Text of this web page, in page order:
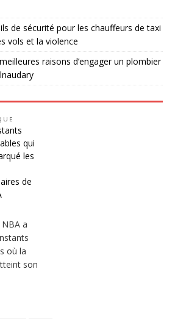
de sécurité pour les chauffeurs de taxi
vols et la violence
raisons d’engager un plombier
qui
les
de
a
où la
son